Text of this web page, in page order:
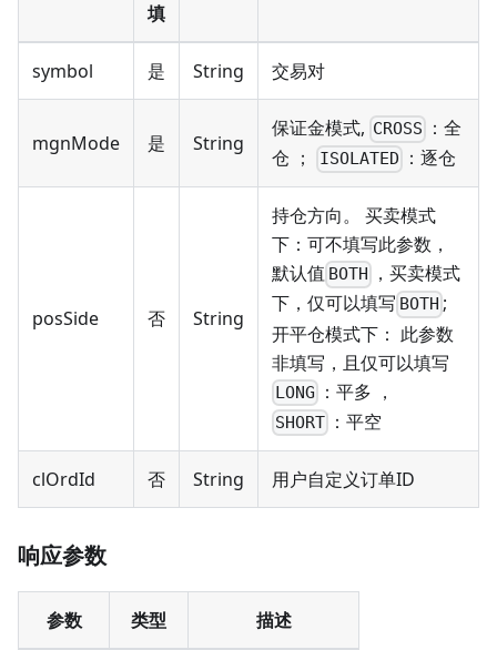
填
symbol 是 String 交易对
mgnMode 是 String
保证金模式, CROSS
：全
仓 ；
ISOLATED ：逐仓
posSide 否 String
持仓方向。 买卖模式
下：可不填写此参数，
默认值 BOTH
，买卖模式
下，仅可以填写 BOTH ;
开平仓模式下： 此参数
非填写，且仅可以填写
LONG ：平多 ，
SHORT ：平空
clOrdId 否 String 用户自定义订单ID
响应参数
参数 类型 描述